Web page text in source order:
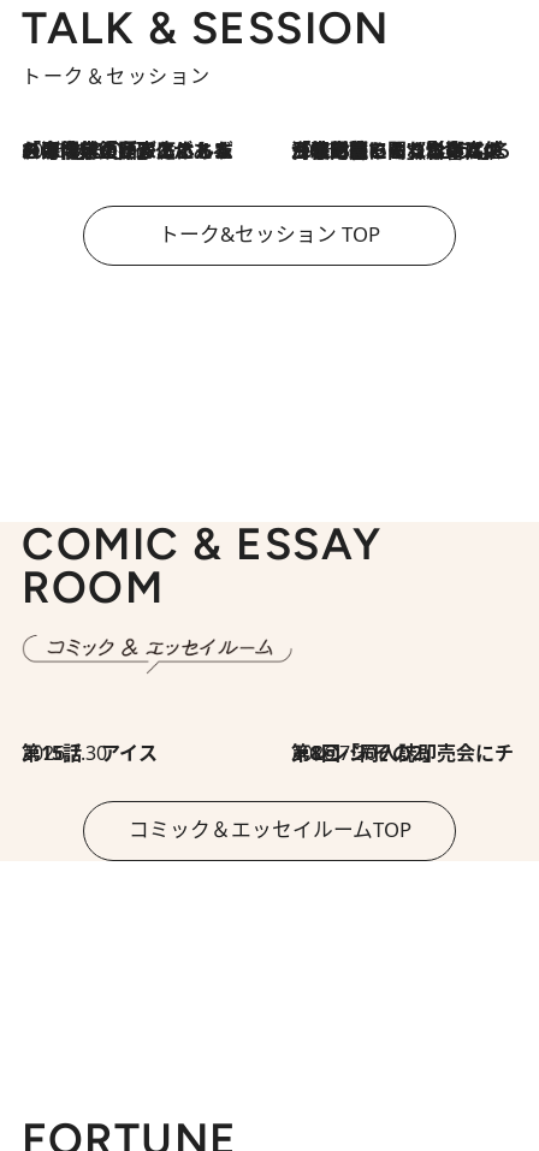
TALK & SESSION
トーク＆セッション
2026.8.3
「今後値上げがあるとすれば…」「リスクがあるのは今年の冬」エネルギー専門家が語る、ホルムズ海峡封鎖が家庭にもたらす“ある心配” 2026.8.3
「住宅建てられない…」「サーチャージ料の高値が続いている」ホルムズ海峡封鎖による影響はいつまで続く？《エネルギー専門家に聞く“どうなる日本の暮らし”》
トーク&セッション TOP
COMIC & ESSAY
ROOM
2026.7.30
第15話 アイス 2026.7.30
第8回「同人誌即売会にチャレンジ その2」
コミック＆エッセイルームTOP
FORTUNE